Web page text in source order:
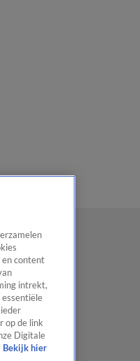
en content
intrekt,
op de link
Digitale
Bekijk hier